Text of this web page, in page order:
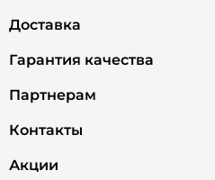
Доставка
Гарантия качества
Партнерам
Контакты
Акции